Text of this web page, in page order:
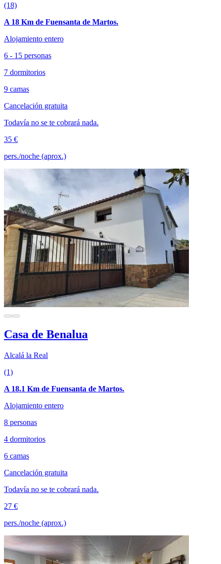
(18)
A 18 Km de Fuensanta de Martos.
Alojamiento entero
6 - 15 personas
7 dormitorios
9 camas
Cancelación gratuita
Todavía no se te cobrará nada.
35 €
pers./noche (aprox.)
Casa de Benalua
Alcalá la Real
(1)
A 18.1 Km de Fuensanta de Martos.
Alojamiento entero
8 personas
4 dormitorios
6 camas
Cancelación gratuita
Todavía no se te cobrará nada.
27 €
pers./noche (aprox.)